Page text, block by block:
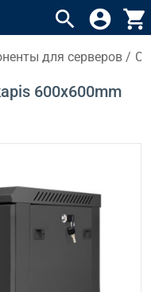
search account_circle shopping_cart
для серверов /
600x600mm